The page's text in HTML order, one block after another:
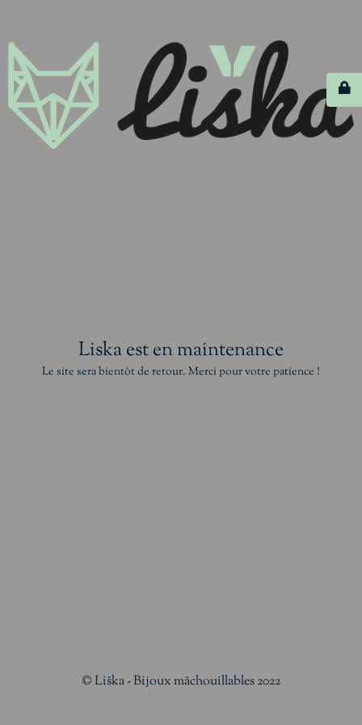
Liska est en maintenance
Le site sera bientôt de retour. Merci pour votre patience !
© Liška - Bijoux mâchouillables 2022